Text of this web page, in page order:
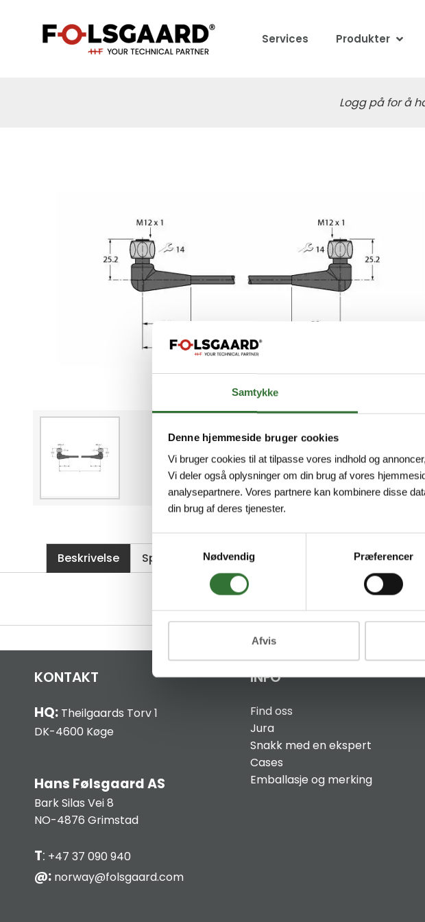
Samtykke
Denne hjemmeside bruger cookies
Vi bruger cookies til at tilpasse vores indhold og
Vi deler også oplysninger om din brug af vores
analysepartnere. Vores partnere kan kombinere disse
din brug af deres tjenester.
Nødvendig
Præferencer
Afvis
Services Produkter
Logg på for å
Beskrivelse Spesifikasjoner Filer
KONTAKT
HQ:Theilgaards Torv 1
DK-4600 Køge
Hans Følsgaard AS
Bark Silas Vei 8
NO-4876 Grimstad
T: +47 37 090 940
@:norway@folsgaard.com
INFO
Find oss
Jura
Snakk med en ekspert
Cases
Emballasje og merking